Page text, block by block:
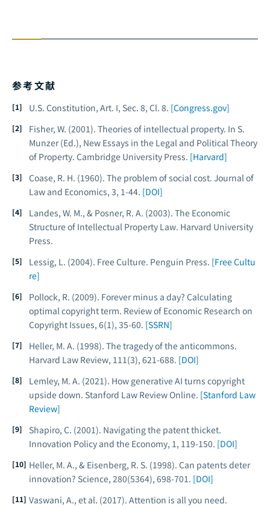
参考文献
U.S. Constitution, Art. I, Sec. 8, Cl. 8. [Congress.gov]
Fisher, W. (2001). Theories of intellectual property. In S.
Munzer (Ed.), New Essays in the Legal and Political Theory
of Property. Cambridge University Press. [Harvard]
Coase, R. H. (1960). The problem of social cost. Journal of
Law and Economics, 3, 1-44. [DOI]
Landes, W. M., & Posner, R. A. (2003). The Economic
Structure of Intellectual Property Law. Harvard University
Press.
Lessig, L. (2004). Free Culture. Penguin Press. [Free Cultu
re]
Pollock, R. (2009). Forever minus a day? Calculating
optimal copyright term. Review of Economic Research on
Copyright Issues, 6(1), 35-60. [SSRN]
Heller, M. A. (1998). The tragedy of the anticommons.
Harvard Law Review, 111(3), 621-688. [DOI]
Lemley, M. A. (2021). How generative AI turns copyright
upside down. Stanford Law Review Online. [Stanford Law
Review]
Shapiro, C. (2001). Navigating the patent thicket.
Innovation Policy and the Economy, 1, 119-150. [DOI]
Heller, M. A., & Eisenberg, R. S. (1998). Can patents deter
innovation? Science, 280(5364), 698-701. [DOI]
Vaswani, A., et al. (2017). Attention is all you need.